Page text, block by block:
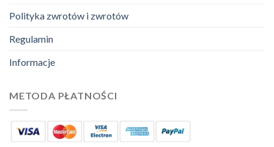
Polityka zwrotów i zwrotów
Regulamin
Informacje
METODA PŁATNOŚCI